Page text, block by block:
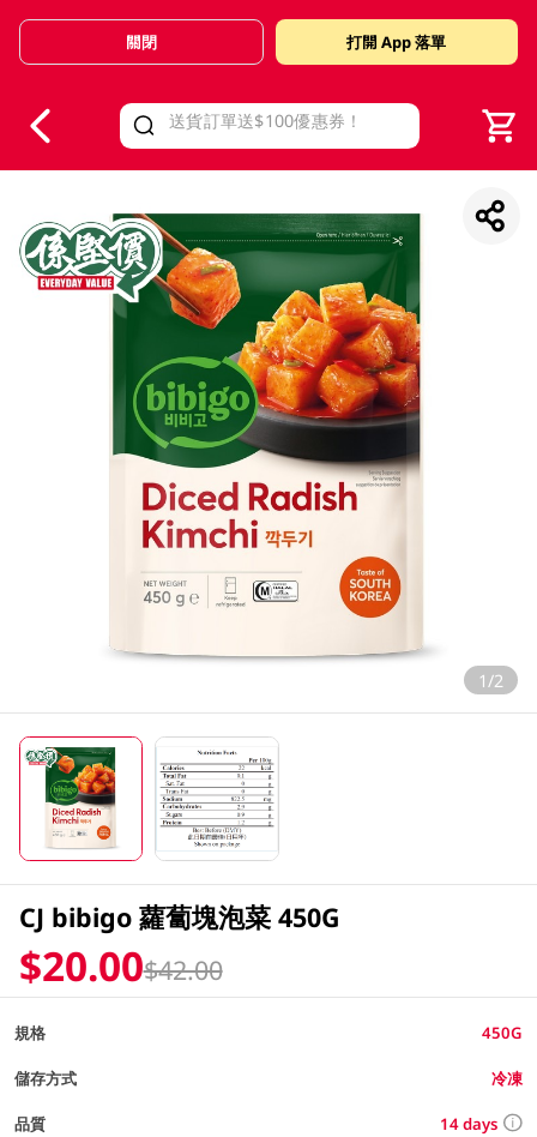
Valid Until 30 June 2026
關閉 打開 App 落單
1/2
CJ bibigo 蘿蔔塊泡菜 450G
$20.00$42.00
規格 450G
儲存方式 冷凍
品質 14 days